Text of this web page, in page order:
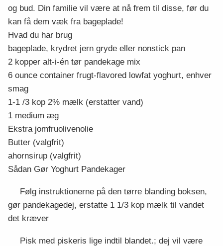
og bud. Din familie vil være at nå frem til disse, før du
kan få dem væk fra bageplade!
Hvad du har brug
bageplade, krydret jern gryde eller nonstick pan
2 kopper alt-i-én tør pandekage mix
6 ounce container frugt-flavored lowfat yoghurt, enhver
smag
1-1 /3 kop 2% mælk (erstatter vand)
1 medium æg
Ekstra jomfruolivenolie
Butter (valgfrit)
ahornsirup (valgfrit)
Sådan Gør Yoghurt Pandekager
Følg instruktionerne på den tørre blanding boksen,
gør pandekagedej, erstatte 1 1/3 kop mælk til vandet
det kræver
Pisk med piskeris lige indtil blandet.; dej vil være